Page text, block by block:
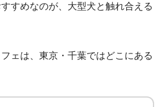
すめなのが、大型犬と触れ合える
ェは、東京・千葉ではどこにある